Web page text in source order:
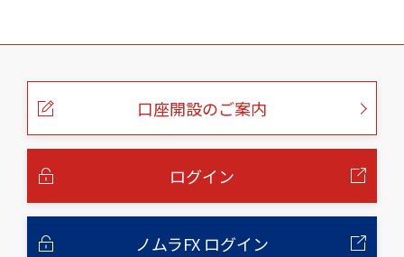
こ
口座開設のご案内
ログイン
ノムラFX ログイン